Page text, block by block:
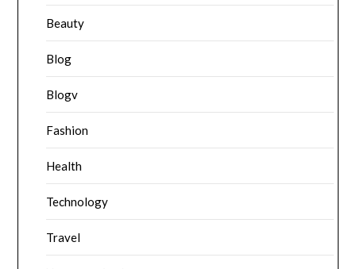
Beauty
Blog
Blogv
Fashion
Health
Technology
Travel